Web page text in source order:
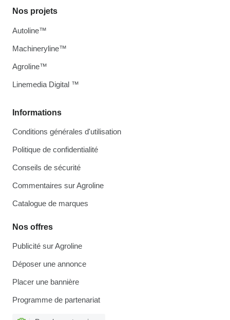
Informations
Conditions générales d'utilisation
Politique de confidentialité
Conseils de sécurité
Commentaires sur Agroline
Catalogue de marques
Nos offres
Publicité sur Agroline
Déposer une annonce
Placer une bannière
Programme de partenariat
Nos projets
Autoline™
Machineryline™
Agroline™
Linemedia Digital ™